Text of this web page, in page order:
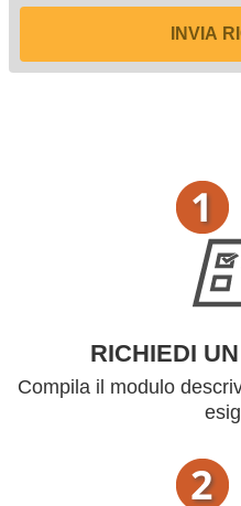
INVIA
RICHIEDI
Compila il modulo